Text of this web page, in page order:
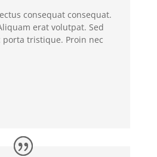
consequat consequat.
erat volutpat. Sed
tristique. Proin nec